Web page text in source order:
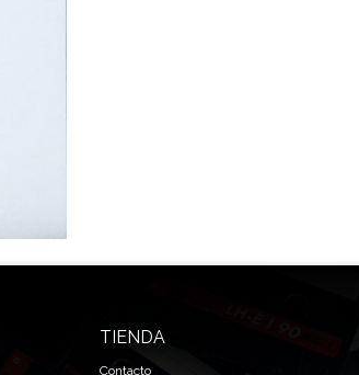
TIENDA
Contacto